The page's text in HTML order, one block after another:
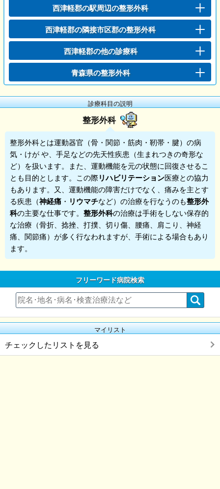
西津軽郡の駅周辺の整形外科
西津軽郡の隣接市区郡の整形外科
西津軽郡の他の診療科
青森県の整形外科
診療科目の説明
整形外科
整形外科とは運動器官（骨・関節・筋肉・靭帯・腱）の病
気・けが や、手足などの先天性疾患（生まれつきの奇形な
ど）を扱います。また、運動機能を元の状態に回復させるこ
とも目的とします。この際リハビリテーション医療との協力
もあります。又、運動機能の障害だけでなく、痛みを主とす
る疾患（神経痛 ・ リウマチなど）の治療を行なうのも整形外
科の主要な仕事です。 整形外科の治療は手術をしない保存的
な治療（骨折、捻挫、打撲、切り傷、腰痛、肩こり、神経
痛、関節痛）が多く行なわれますが、手術による場合もあり
ます。
フリーワード病院検索
マイリスト
チェックしたリストを見る